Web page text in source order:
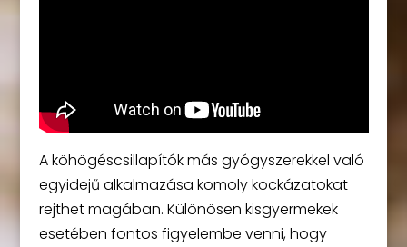
A köhögéscsillapítók más gyógyszerekkel való
egyidejű alkalmazása komoly kockázatokat
rejthet magában. Különösen kisgyermekek
esetében fontos figyelembe venni, hogy